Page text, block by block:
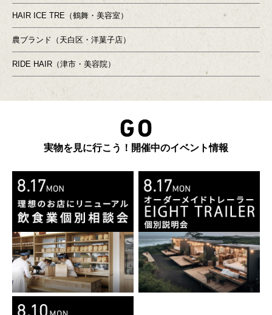
HAIR ICE TRE（鶴舞・美容室）
農ブランド（天白区・洋菓子店）
RIDE HAIR（津市・美容院）
実物を見に行こう！開催中のイベント情報